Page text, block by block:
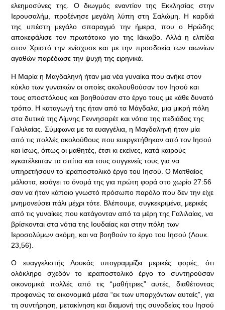
ελεημοσύνες της. Ο διωγμός εναντίον της Εκκλησίας στην
Ιερουσαλήμ, προξένησε μεγάλη λύπη στη Σαλώμη. Η καρδιά
της υπέστη μεγάλο σπαραγμό την ήμερα, που ο Ηρώδης
αποκεφάλισε τον πρωτότοκο γιο της Ιάκωβο. Αλλά η ελπίδα
στον Χριστό την ενίσχυσε και με την προσδοκία των αιωνίων
αγαθών παρέδωσε την ψυχή της ειρηνικά.
Η Μαρία η Μαγδαληνή ήταν μια νέα γυναίκα που ανήκε στον
κύκλο των γυναικών οι οποίες ακολουθούσαν τον Ιησού και
τους αποστόλους και βοηθούσαν στο έργο τους με κάθε δυνατό
τρόπο. Η καταγωγή της ήταν από τα Μάγδαλα, μια μικρή πόλη
στα δυτικά της Λίμνης Γεννησαρέτ και νότια της πεδιάδας της
Γαλιλαίας. Σύμφωνα με τα ευαγγέλια, η Μαγδαληνή ήταν μία
από τις πολλές ακολούθους που ευεργετήθηκαν από τον Ιησού
και ίσως, όπως οι μαθητές, έτσι κι εκείνες, κατά καιρούς
εγκατέλειπαν τα σπίτια και τους συγγενείς τους για να
υπηρετήσουν το ιεραποστολικό έργο του Ιησού. Ο Ματθαίος
μάλιστα, εισάγει το όνομά της για πρώτη φορά στο χωρίο 27:56
σαν να ήταν κάποιο γνωστό πρόσωπο παρόλο που δεν την είχε
μνημονεύσει πάλι μέχρι τότε. Βλέπουμε, συγκεκριμένα, μερικές
από τις γυναίκες που κατάγονταν από τα μέρη της Γαλιλαίας, να
βρίσκονται στα νότια της Ιουδαίας και στην πόλη των
Ιεροσολύμων ακόμη, και να βοηθούν το έργο του Ιησού (Λουκ.
23,56).
Ο ευαγγελιστής Λουκάς υπογραμμίζει μερικές φορές, ότι
ολόκληρο σχεδόν το ιεραποστολικό έργο το συντηρούσαν
οικονομικά πολλές από τις “μαθήτριες” αυτές, διαθέτοντας
προφανώς τα οικονομικά μέσα “εκ των υπαρχόντων αυταίς”, για
τη συντήρηση, μετακίνηση και διαμονή της συνοδείας του Ιησού